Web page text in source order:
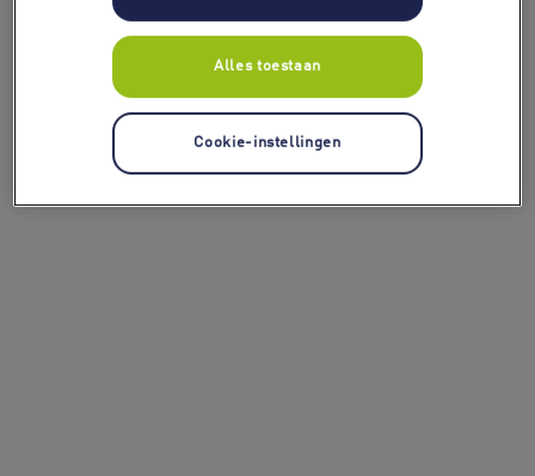
Alles toestaan
Cookie-instellingen